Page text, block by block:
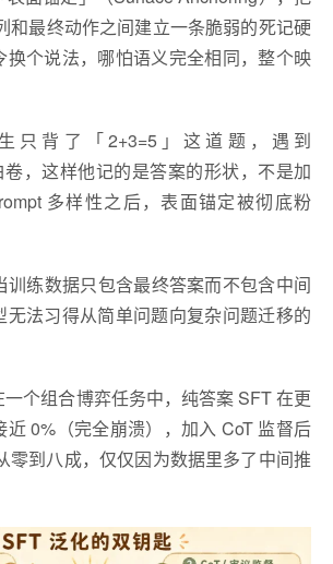
和最终动作之间建立一条脆弱的死记硬
换个说法，哪怕语义完全相同，整个映
只背了「2+3=5」这道题，遇到
卷，这样他记的是答案的形状，不是加
多样性之后，表面锚定被彻底粉
训练数据只包含最终答案而不包含中间
无法习得从简单问题向复杂问题迁移的
个组合博弈任务中，纯答案 SFT 在更
0%（完全崩溃），加入 CoT 监督后
到八成，仅仅因为数据里多了中间推